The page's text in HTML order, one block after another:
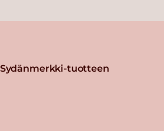
tuotteen